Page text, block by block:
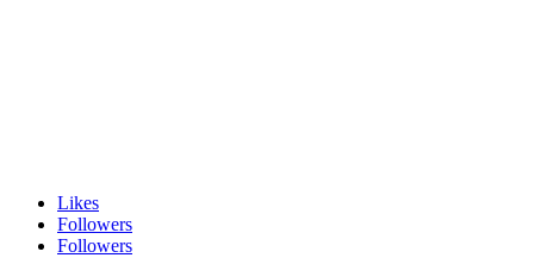
Likes
Followers
Followers